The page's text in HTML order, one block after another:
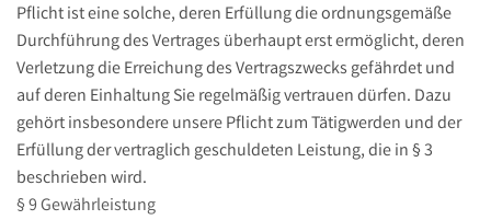
Pflicht ist eine solche, deren Erfüllung die ordnungsgemäße
Durchführung des Vertrages überhaupt erst ermöglicht, deren
Verletzung die Erreichung des Vertragszwecks gefährdet und
auf deren Einhaltung Sie regelmäßig vertrauen dürfen. Dazu
gehört insbesondere unsere Pflicht zum Tätigwerden und der
Erfüllung der vertraglich geschuldeten Leistung, die in § 3
beschrieben wird.
§ 9 Gewährleistung